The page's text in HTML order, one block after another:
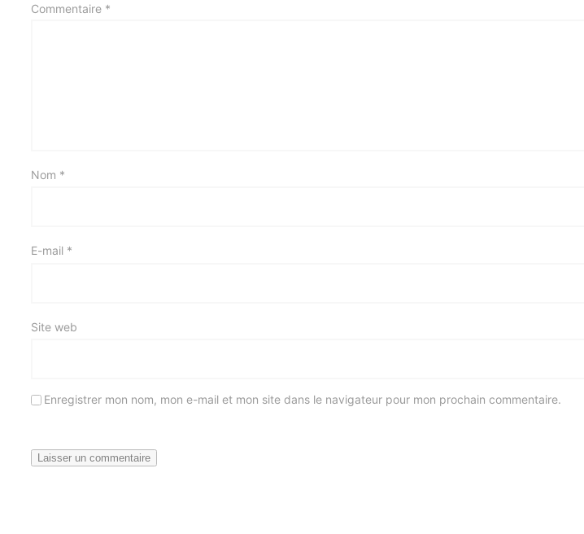
Commentaire *
Nom *
E-mail *
Site web
Enregistrer mon nom, mon e-mail et mon site dans le navigateur pour mon prochain commentaire.